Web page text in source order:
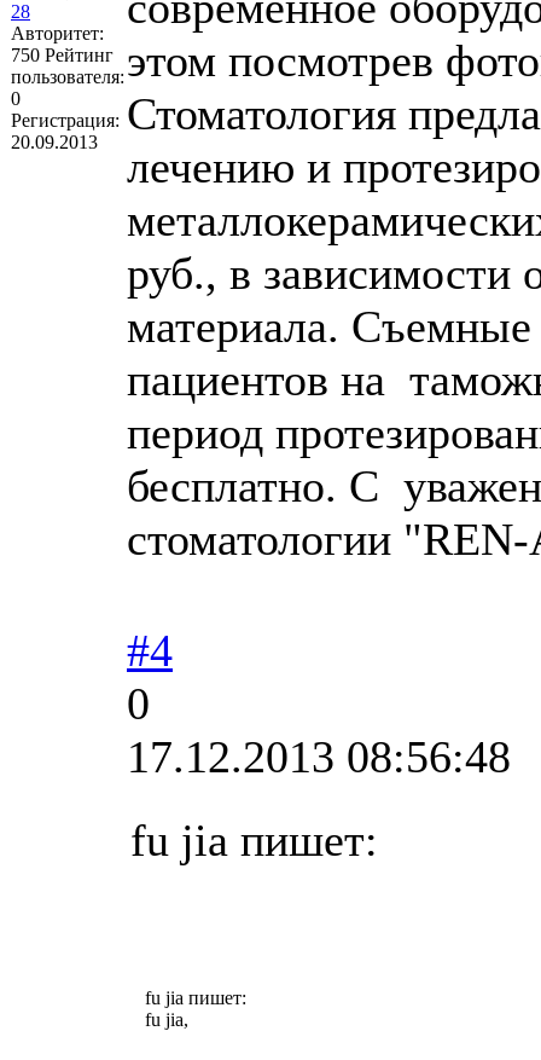
28
Авторитет:
750 Рейтинг
пользователя:
0
Регистрация:
20.09.2013
этом посмотрев
Стоматология
лечению и
руб., в зависимости
материала. Съемные
пациентов на
период
бесплатно. С
стоматологии
#4
0
17.12.2013 08:56:48
fu jia пишет:
fu jia пишет:
fu jia,